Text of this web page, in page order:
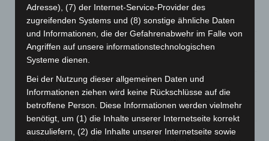
Zeugen
5. August 2026
Celle: Mensch stirbt bei Bagger-Unfall auf Baustelle
5. August 2026
Gasleitung bei McDonald’s-Umbau in Langenhagen
beschädigt
5. August 2026
Anklage nach Abschaltung von „Archetyp Market“ erhoben
Adresse), (7) der Internet-Service-Provider des
zugreifenden Systems und (8) sonstige ähnliche Daten
und Informationen, die der Gefahrenabwehr im Falle von
Angriffen auf unsere informationstechnologischen
Systeme dienen.
Bei der Nutzung dieser allgemeinen Daten und
Informationen ziehen wird keine Rückschlüsse auf die
betroffene Person. Diese Informationen werden vielmehr
benötigt, um (1) die Inhalte unserer Internetseite korrekt
auszuliefern, (2) die Inhalte unserer Internetseite sowie